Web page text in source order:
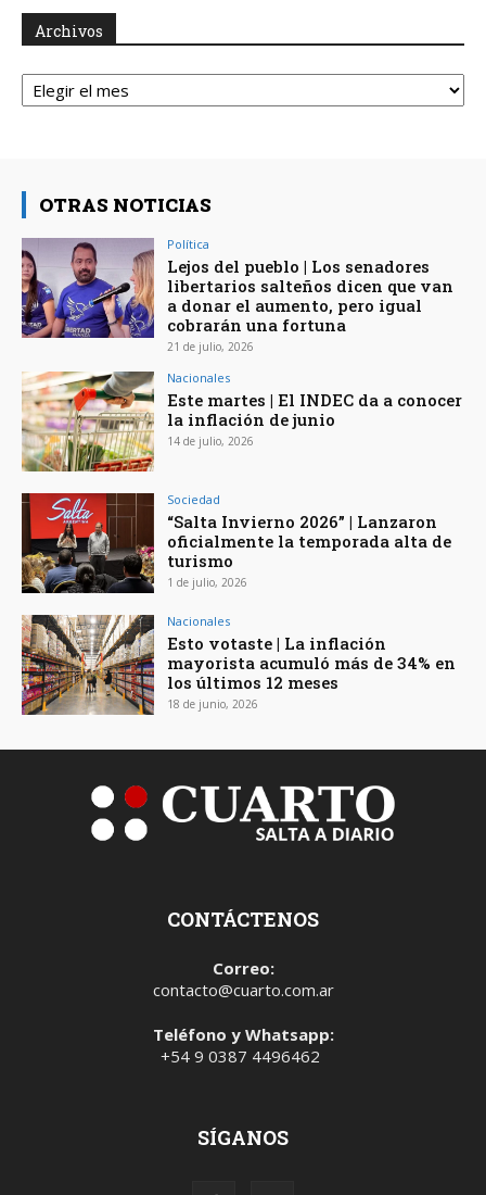
Archivos
Archivos
OTRAS NOTICIAS
Política
Lejos del pueblo | Los senadores
libertarios salteños dicen que van
a donar el aumento, pero igual
cobrarán una fortuna
21 de julio, 2026
Nacionales
Este martes | El INDEC da a conocer
la inflación de junio
14 de julio, 2026
Sociedad
“Salta Invierno 2026” | Lanzaron
oficialmente la temporada alta de
turismo
1 de julio, 2026
Nacionales
Esto votaste | La inflación
mayorista acumuló más de 34% en
los últimos 12 meses
18 de junio, 2026
CONTÁCTENOS
Correo:
contacto@cuarto.com.ar
Teléfono y Whatsapp:
+54 9 0387 4496462
SÍGANOS